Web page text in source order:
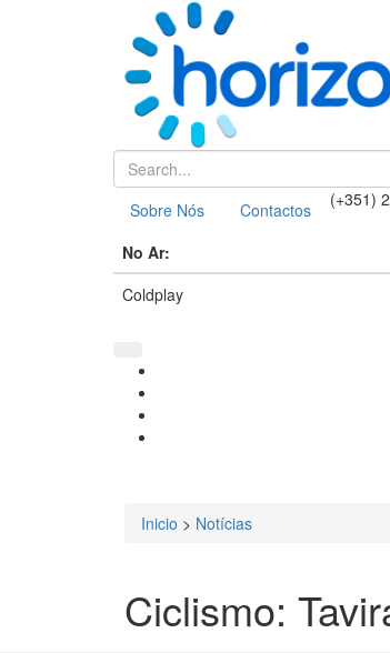
Sobre Nós Contactos (+351)
No Ar:
Coldplay
Está aqui
Inicio > Notícias
Ciclismo: